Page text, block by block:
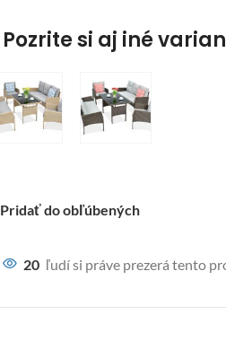
Pozrite si aj iné
Pridať do obľúbených
20 ľudí si práve prezerá tento